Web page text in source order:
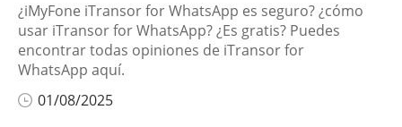
¿iMyFone iTransor for WhatsApp es seguro? ¿cómo
usar iTransor for WhatsApp? ¿Es gratis? Puedes
encontrar todas opiniones de iTransor for
WhatsApp aquí.
01/08/2025